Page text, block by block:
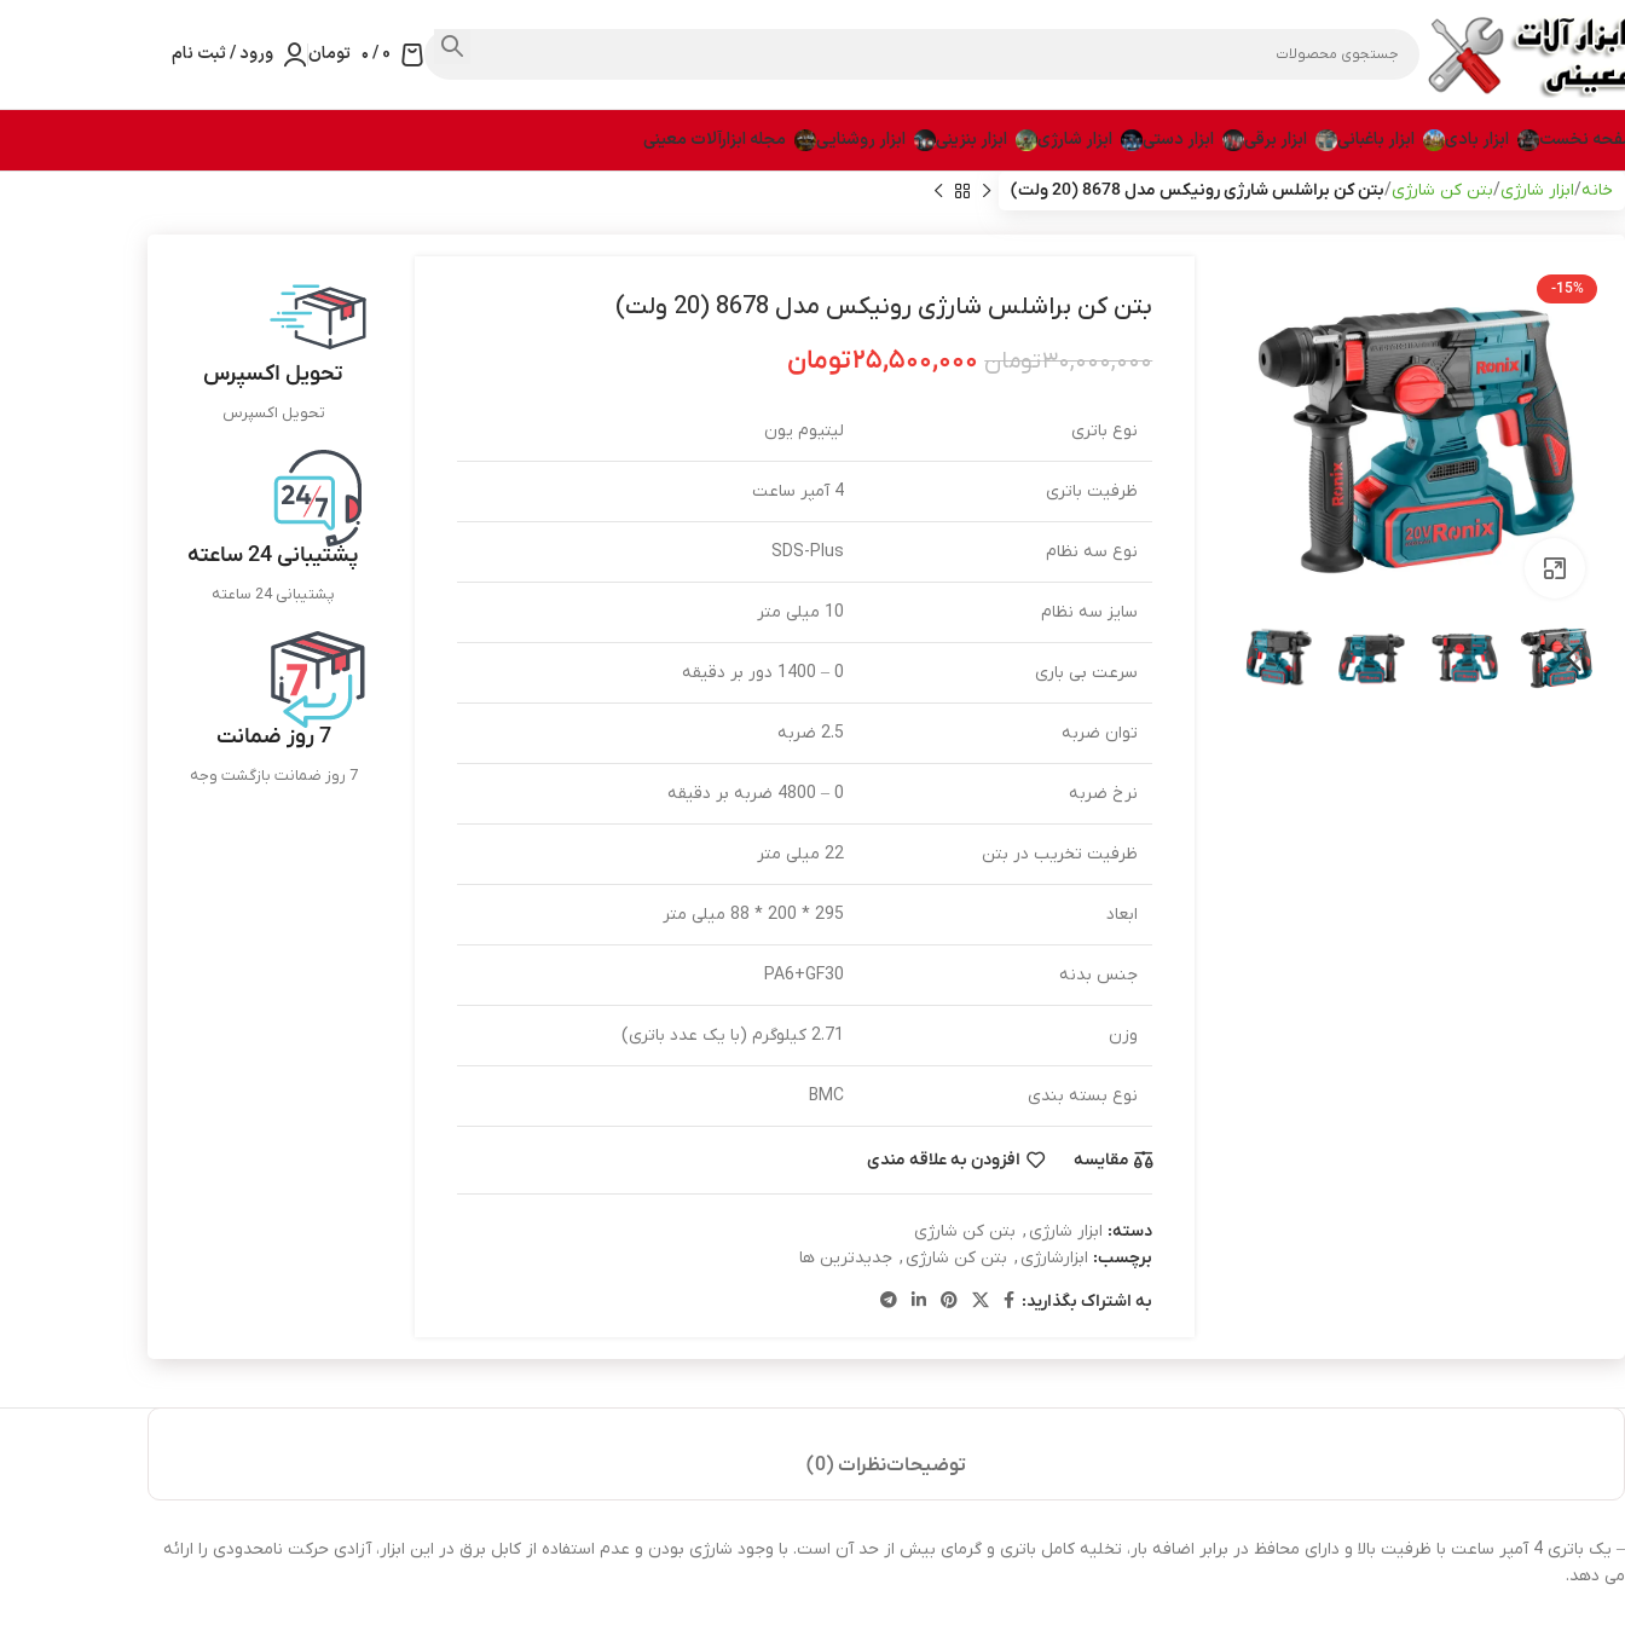
0
/۰ تومان ورود / ثبت نام
نخست ابزار بادی ابزار باغبانی ابزار برقی ابزار دستی ابزار شارژی ابزار بنزینی ابزار روشنایی مجله ابزارآلات معینی
خانه ابزار شارژی بتن کن شارژی بتن کن براشلس شارژی رونیکس مدل 8678 (20 ولت)
-15%
بزرگنمایی تصویر
بتن کن براشلس شارژی رونیکس مدل 8678 (20 ولت)
۳۰,۰۰۰,۰۰۰تومان ۲۵,۵۰۰,۰۰۰تومان
نوع باتری لیتیوم یون
ظرفیت باتری 4 آمپر ساعت
نوع سه نظام SDS-Plus
سایز سه نظام 10 میلی متر
سرعت بی باری 0 – 1400 دور بر دقیقه
توان ضربه 2.5 ضربه
نرخ ضربه 0 – 4800 ضربه بر دقیقه
ظرفیت تخریب در بتن 22 میلی متر
ابعاد 295 * 200 * 88 میلی متر
جنس بدنه PA6+GF30
وزن 2.71 کیلوگرم (با یک عدد باتری)
نوع بسته بندی BMC
مقایسه افزودن به علاقه مندی
دسته: ابزار شارژی , بتن کن شارژی
برچسب: ابزارشارژی , بتن کن شارژی , جدیدترین ها
به اشتراک بگذارید:
تحویل اکسپرس
تحویل اکسپرس
پشتیبانی 24 ساعته
پشتیبانی 24 ساعته
7 روز ضمانت
7 روز ضمانت بازگشت وجه
توضیحاتنظرات (0)
– یک باتری 4 آمپر ساعت با ظرفیت بالا و دارای محافظ در برابر اضافه بار، تخلیه کامل باتری و گرمای بیش از حد آن است. با وجود شارژی بودن و عدم استفاده از کابل برق در این ابزار، آزادی حرکت نامحدودی را ارائه
می دهد.